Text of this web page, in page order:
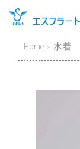
Skip
to
content
Home » 水着